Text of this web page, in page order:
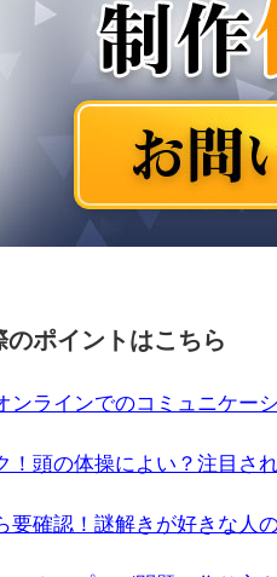
ポイントはこちら
ラインでのコミュニケー
頭の体操によい？注目さ
確認！謎解きが好きな人